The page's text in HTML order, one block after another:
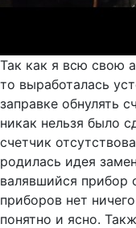
Так как я всю свою
то выработалась
заправке обнулять
никак нельзя было
счетчик
родилась идея
валявшийся прибор
приборов нет
понятно и ясно.